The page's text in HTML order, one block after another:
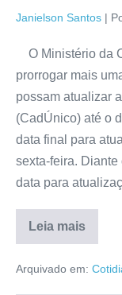
Janielson Santos |
O Ministério da
prorrogar mais
possam atualizar
(CadÚnico) até o
data final para
sexta-feira.
data para
Leia mais
Arquivado em: